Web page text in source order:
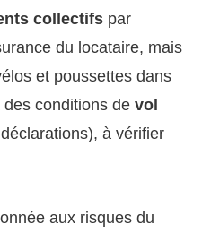
collectifs par
du locataire, mais
et poussettes dans
conditions de vol
à vérifier
aux risques du